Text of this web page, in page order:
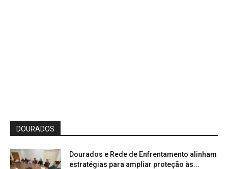
DOURADOS
Dourados e Rede de Enfrentamento alinham
estratégias para ampliar proteção às...